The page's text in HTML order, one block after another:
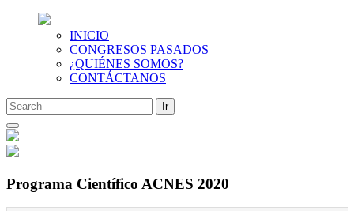
INICIO
CONGRESOS PASADOS
¿QUIÉNES SOMOS?
CONTÁCTANOS
Saltar
al
contenido
Programa Científico ACNES 2020